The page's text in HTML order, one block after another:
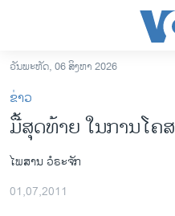
ເຂົ້າ
ຫາ
ຂ້າມ
ຂ້າມ
ຂ້າມ
ໄປ
ຫາ
ລາວ
ອາເມຣິກາ
ການເລືອກຕັ້ງ ປະທານາທີບໍດີ ສະຫ
ຂ່າວ​ຈີນ
ວັນພະຫັດ, 06 ສິງຫາ 2026
ຂ່າວ
ມື້ສຸດທ້າຍ ໃນການໂຄ
ໄພສານ ວໍຣະຈັກ
01,07,2011